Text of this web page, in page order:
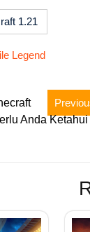
1.21
Legend
Anda